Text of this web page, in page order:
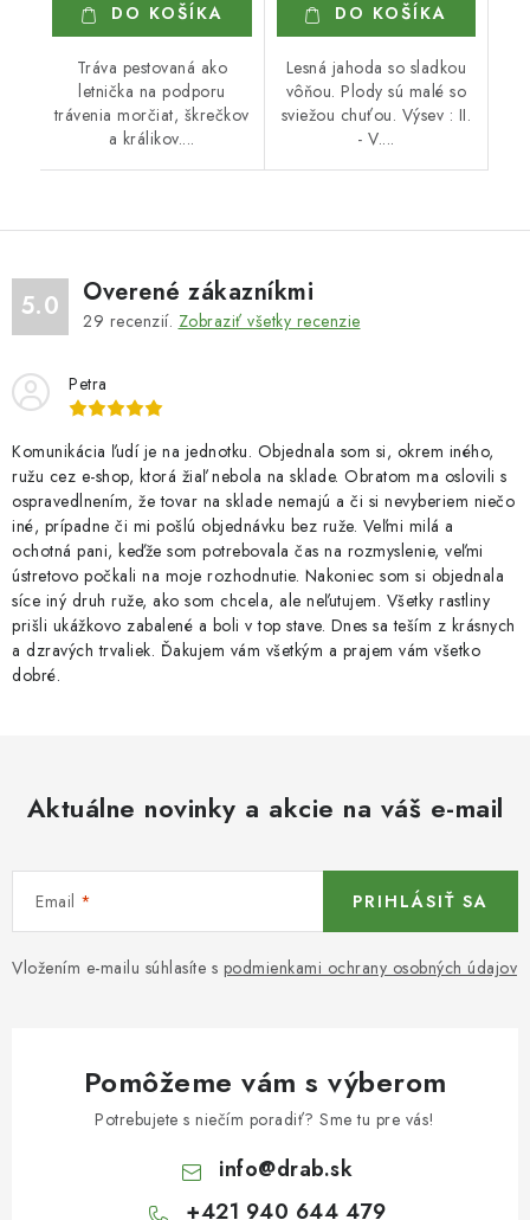
DO KOŠÍKA
Tráva pestovaná ako
letnička na podporu
trávenia morčiat, škrečkov
a králikov....
DO KOŠÍKA
Lesná jahoda so sladkou
vôňou. Plody sú malé so
sviežou chuťou. Výsev : II.
- V....
5.0 Overené zákazníkmi
29 recenzií. Zobraziť všetky recenzie
Petra
Komunikácia ľudí je na jednotku. Objednala som si, okrem iného,
ružu cez e-shop, ktorá žiaľ nebola na sklade. Obratom ma oslovili s
ospravedlnením, že tovar na sklade nemajú a či si nevyberiem niečo
iné, prípadne či mi pošlú objednávku bez ruže. Veľmi milá a
ochotná pani, keďže som potrebovala čas na rozmyslenie, veľmi
ústretovo počkali na moje rozhodnutie. Nakoniec som si objednala
síce iný druh ruže, ako som chcela, ale neľutujem. Všetky rastliny
prišli ukážkovo zabalené a boli v top stave. Dnes sa teším z krásnych
a dzravých trvaliek. Ďakujem vám všetkým a prajem vám všetko
dobré.
Aktuálne novinky a akcie na váš e-mail
Email
Vložením e-mailu súhlasíte s podmienkami ochrany osobných údajov
PRIHLÁSIŤ SA
Pomôžeme vám s výberom
Potrebujete s niečím poradiť? Sme tu pre vás!
info@drab.sk
+421 940 644 479